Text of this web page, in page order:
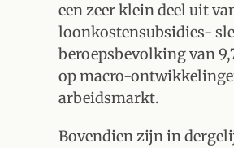
een zeer klein deel uit
loonkostensubsidies-
beroepsbevolking van
op macro-
arbeidsmarkt.
Bovendien zijn in